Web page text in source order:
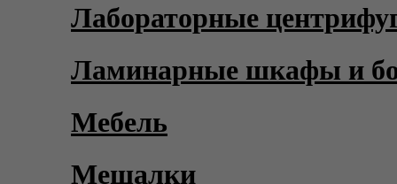
Лабораторные
Ламинарные шкафы и
Мебель
Мешалки